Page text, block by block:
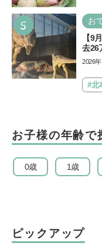
て…
5 お
【9
去26
夏休
2026
催…
#北
お子様の年齢で
0歳 1歳
ピックアップ